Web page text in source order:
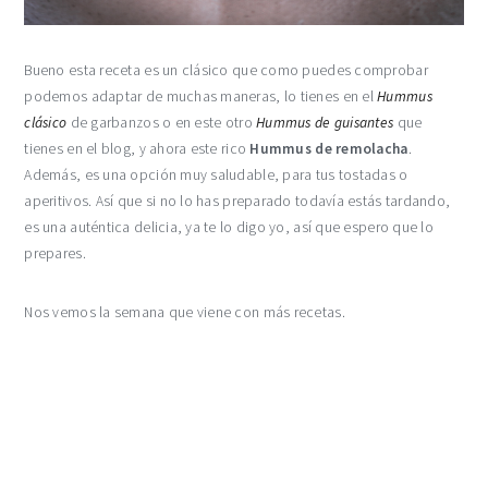
Bueno esta receta es un clásico que como puedes comprobar
podemos adaptar de muchas maneras, lo tienes en elHummus
clásico de garbanzos o en este otroHummus de guisantes que
tienes en el blog, y ahora este rico Hummus de remolacha.
Además, es una opción muy saludable, para tus tostadas o
aperitivos. Así que si no lo has preparado todavía estás tardando,
es una auténtica delicia, ya te lo digo yo, así que espero que lo
prepares.
Nos vemos la semana que viene con más recetas.